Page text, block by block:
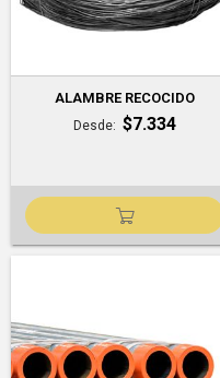
ALAMBRE RECOCIDO
Desde $7.334